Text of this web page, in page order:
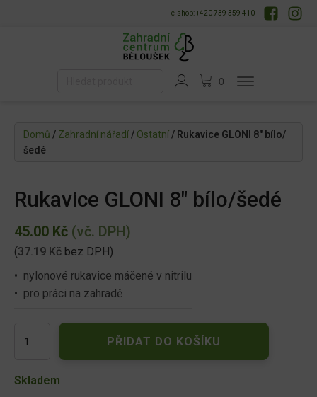
e-shop: +420 739 359 410
Domů / Zahradní nářadí/ Ostatní/ Rukavice GLONI 8" bílo/
šedé
Rukavice GLONI 8" bílo/šedé
45.00 Kč (vč. DPH)
(37.19 Kč bez DPH)
• nylonové rukavice máčené v nitrilu
• pro práci na zahradě
GLONI
bílo/
PŘIDAT DO KOŠÍKU
Skladem